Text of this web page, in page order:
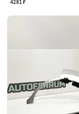
4281 ₽